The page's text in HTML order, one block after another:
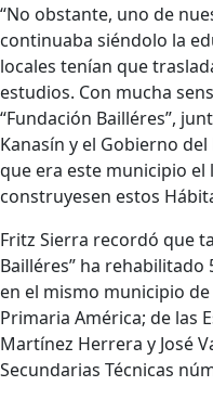
“No obstante, uno de
continuaba siéndolo la
locales tenían que
estudios. Con mucha
“Fundación Bailléres”,
Kanasín y el Gobierno
que era este municipio
construyesen estos
Fritz Sierra recordó que
Bailléres” ha
en el mismo municipio de
Primaria América; de las
Martínez Herrera y José
Secundarias Técnicas